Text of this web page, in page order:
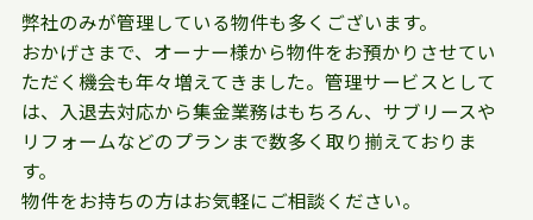
弊社のみが管理している物件も多くございます。
おかげさまで、オーナー様から物件をお預かりさせてい
ただく機会も年々増えてきました。管理サービスとして
は、入退去対応から集金業務はもちろん、サブリースや
リフォームなどのプランまで数多く取り揃えておりま
す。
物件をお持ちの方はお気軽にご相談ください。